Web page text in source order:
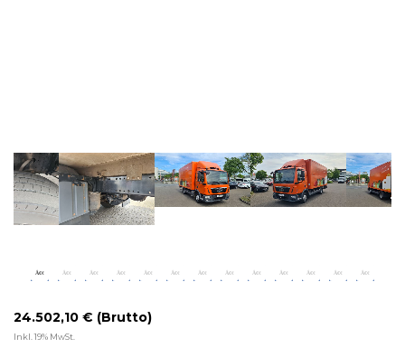
24.502,10 € (Brutto)
Inkl. 19% MwSt.